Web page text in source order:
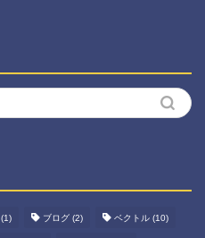
(1) ブログ (2) ベクトル (10)